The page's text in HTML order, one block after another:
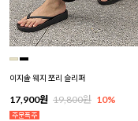
이지솔 웨지 쪼리 슬리퍼
17,900원 19,800원 10%